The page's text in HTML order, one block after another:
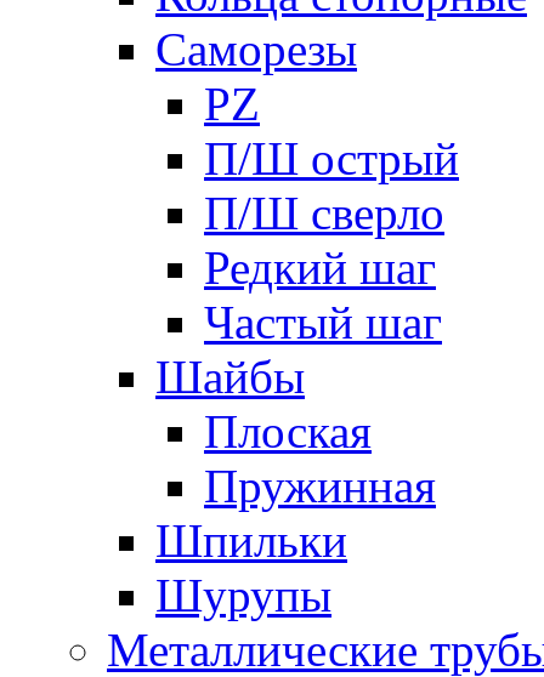
Саморезы
PZ
П/Ш острый
П/Ш сверло
Редкий шаг
Частый шаг
Шайбы
Плоская
Пружинная
Шпильки
Шурупы
Металлические